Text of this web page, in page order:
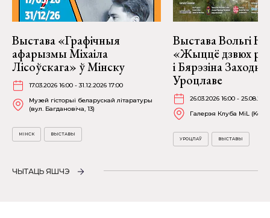
Выстава «Графічныя
афарызмы Міхаіла
Лісоўскага» ў Мінску
17.03.2026 16:00 - 31.12.2026 17:00
Музей гісторыі беларускай літаратуры
(вул. Багдановіча, 13)
МІНСК ВЫСТАВЫ
Выстава Вольгі
«Жыццё дзвюх
і Бярэзіна
Уроцлаве
26.03.2026 16:00 -
Галерэя Клуба MiL
УРОЦЛАЎ ВЫСТАВЫ
ЧЫТАЦЬ ЯШЧЭ